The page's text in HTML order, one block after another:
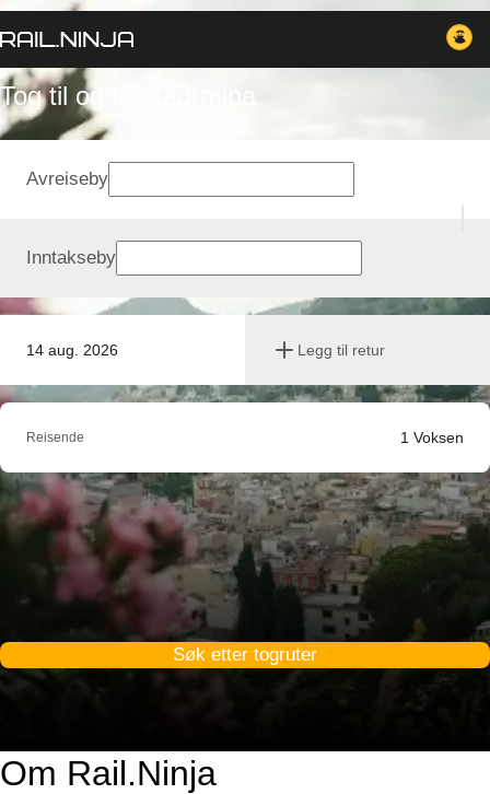
Tog til og fra Taormina
14 aug. 2026 Legg til retur
Avreiseby
Inntakseby
Reisende 1 Voksen
Søk etter togruter
Om Rail.Ninja